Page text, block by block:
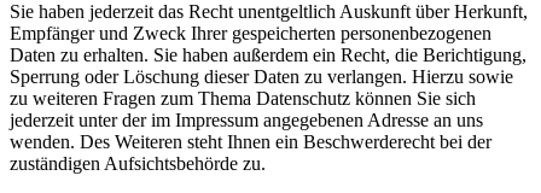
Sie haben jederzeit das Recht unentgeltlich Auskunft über Herkunft,
Empfänger und Zweck Ihrer gespeicherten personenbezogenen
Daten zu erhalten. Sie haben außerdem ein Recht, die Berichtigung,
Sperrung oder Löschung dieser Daten zu verlangen. Hierzu sowie
zu weiteren Fragen zum Thema Datenschutz können Sie sich
jederzeit unter der im Impressum angegebenen Adresse an uns
wenden. Des Weiteren steht Ihnen ein Beschwerderecht bei der
zuständigen Aufsichtsbehörde zu.